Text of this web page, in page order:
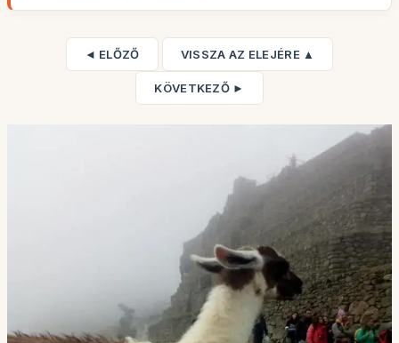
◄ ELŐZŐ VISSZA AZ ELEJÉRE ▲
KÖVETKEZŐ ►